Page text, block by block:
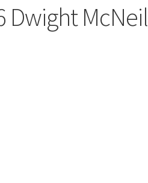
Dwight McNeil